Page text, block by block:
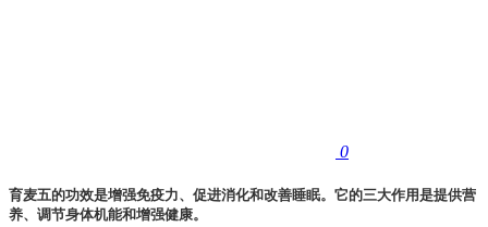
0
育麦五的功效是增强免疫力、促进消化和改善睡眠。它的三大作用是提供营
养、调节身体机能和增强健康。